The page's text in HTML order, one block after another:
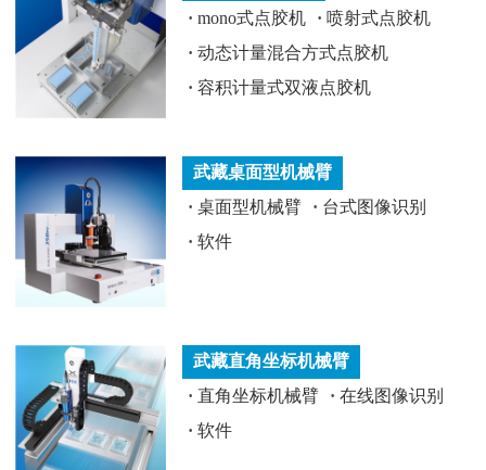
· mono式点胶机 · 喷射式点胶机
· 动态计量混合方式点胶机
· 容积计量式双液点胶机
武藏桌面型机械臂
· 桌面型机械臂 · 台式图像识别
· 软件
武藏直角坐标机械臂
· 直角坐标机械臂 · 在线图像识别
· 软件